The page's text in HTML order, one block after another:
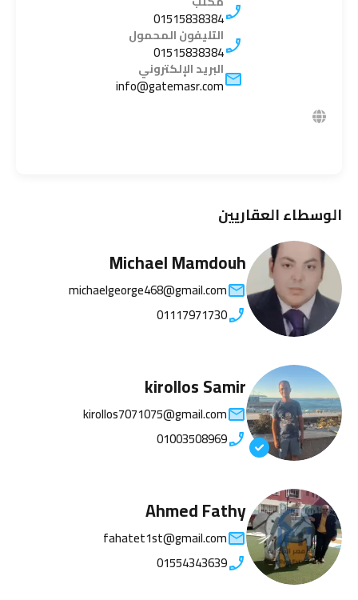
01515838384
التليفون المحمول
01515838384
البريد الإلكتروني
info@gatemasr.com
الوسطاء العقاريين
Michael Mamdouh
michaelgeorge468@gmail.com
01117971730
kirollos Samir
kirollos7071075@gmail.com
01003508969
Ahmed Fathy
fahatet1st@gmail.com
01554343639